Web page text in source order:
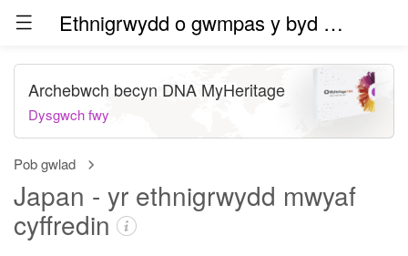
Ethnigrwydd o gwmpas y byd (beta)
Pob gwlad
Japan - yr ethnigrwydd mwyaf
cyffredin
Archebwch becyn DNA MyHeritage
Dysgwch fwy